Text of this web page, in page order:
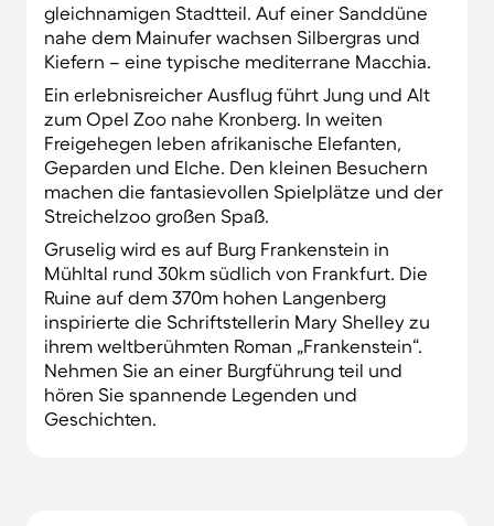
gleichnamigen Stadtteil. Auf einer Sanddüne
nahe dem Mainufer wachsen Silbergras und
Kiefern – eine typische mediterrane Macchia.
Ein erlebnisreicher Ausflug führt Jung und Alt
zum Opel Zoo nahe Kronberg. In weiten
Freigehegen leben afrikanische Elefanten,
Geparden und Elche. Den kleinen Besuchern
machen die fantasievollen Spielplätze und der
Streichelzoo großen Spaß.
Gruselig wird es auf Burg Frankenstein in
Mühltal rund 30km südlich von Frankfurt. Die
Ruine auf dem 370m hohen Langenberg
inspirierte die Schriftstellerin Mary Shelley zu
ihrem weltberühmten Roman „Frankenstein“.
Nehmen Sie an einer Burgführung teil und
hören Sie spannende Legenden und
Geschichten.